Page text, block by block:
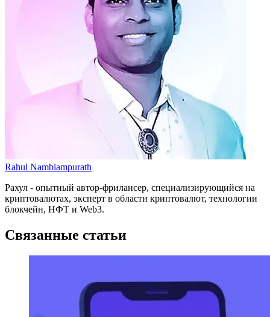
Rahul Nambiampurath
Рахул - опытный автор-фрилансер, специализирующийся на
криптовалютах, эксперт в области криптовалют, технологии
блокчейн, НФТ и Web3.
Связанные статьи